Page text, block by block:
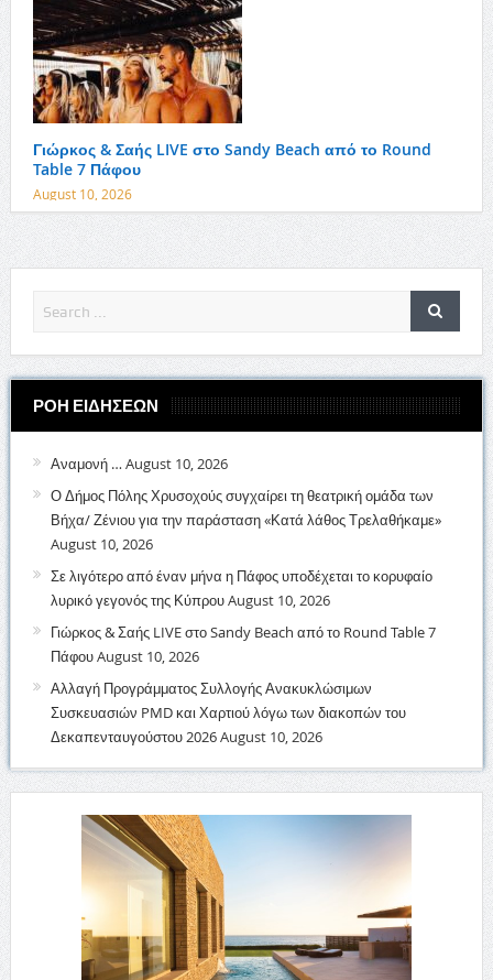
Γιώρκος & Σαής LIVE στο Sandy Beach από το Round
Table 7 Πάφου
August 10, 2026
ΡΟΗ ΕΙΔΗΣΕΩΝ
Αναμονή … August 10, 2026
Ο Δήμος Πόλης Χρυσοχούς συγχαίρει τη θεατρική ομάδα των
Βήχα/ Ζένιου για την παράσταση «Κατά λάθος Τρελαθήκαμε»
August 10, 2026
Σε λιγότερο από έναν μήνα η Πάφος υποδέχεται το κορυφαίο
λυρικό γεγονός της ΚύπρουAugust 10, 2026
Γιώρκος & Σαής LIVE στο Sandy Beach από το Round Table 7
ΠάφουAugust 10, 2026
Αλλαγή Προγράμματος Συλλογής Ανακυκλώσιμων
Συσκευασιών PMD και Χαρτιού λόγω των διακοπών του
Δεκαπενταυγούστου 2026August 10, 2026